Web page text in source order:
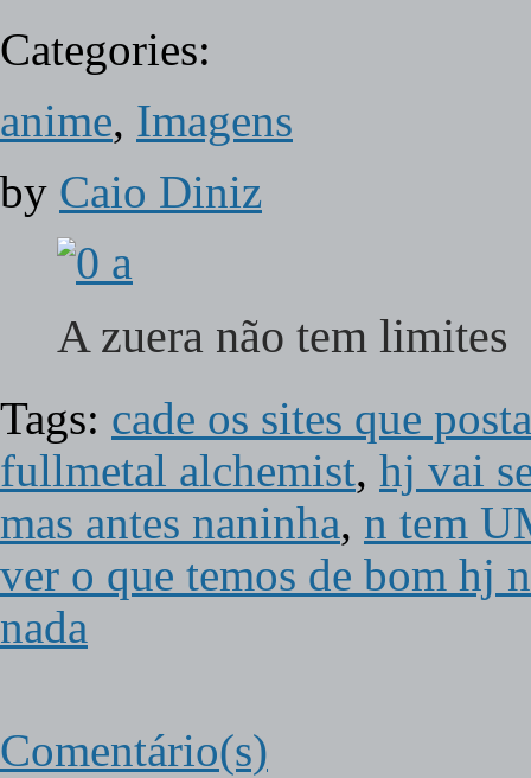
Categories:
anime, Imagens
by Caio Diniz
A zuera não tem limites
Tags: cade os sites que
fullmetal alchemist, hj vai
mas antes naninha, n tem
ver o que temos de bom hj
nada
Comentário(s)